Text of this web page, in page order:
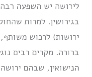
לירושה יש השפעה רבה
בגירושין. למרות
ירושות) לרכוש
ברורה. מקרים רבים
הנישואין, שבהם